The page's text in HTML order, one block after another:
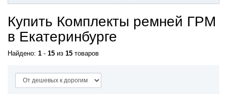
Купить Комплекты ремней ГРМ
в Екатеринбурге
Найдено: 1 - 15 из 15 товаров